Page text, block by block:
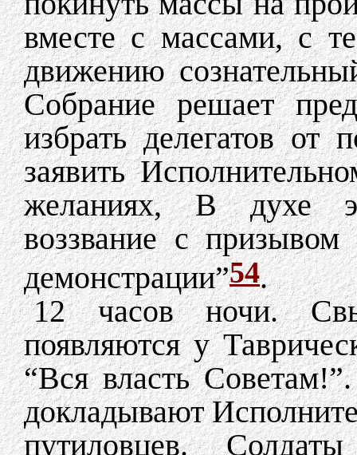
вместе с массами, с
движению
Собрание решает
избрать делегатов от
заявить
желаниях, В духе
воззвание с
демонстрации”54.
12 часов ночи.
появляются у
“Вся власть
докладывают
путиловцев.